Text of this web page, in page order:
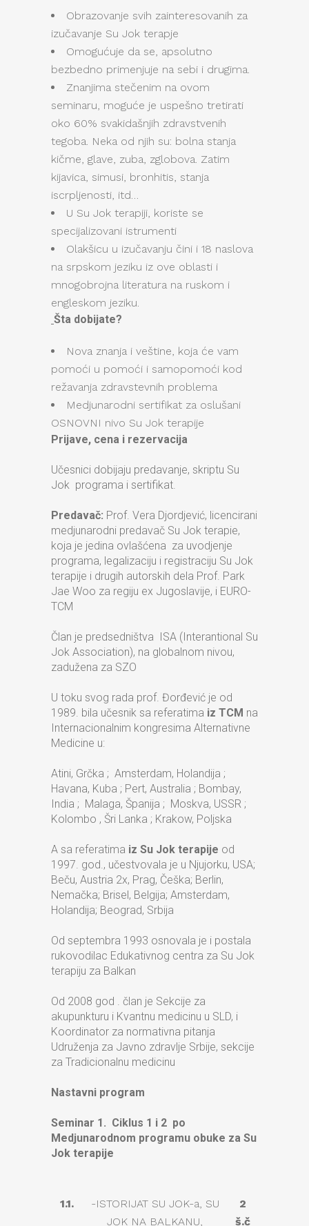
Obrazovanje svih zainteresovanih za
izučavanje Su Jok terapje
Omogućuje da se, apsolutno
bezbedno primenjuje na sebi i drugima.
Znanjima stečenim na ovom
seminaru, moguće je uspešno tretirati
oko 60% svakidašnjih zdravstvenih
tegoba. Neka od njih su: bolna stanja
kičme, glave, zuba, zglobova. Zatim
kijavica, simusi, bronhitis, stanja
iscrpljenosti, itd…
U Su Jok terapiji, koriste se
specijalizovani istrumenti
Olakšicu u izučavanju čini i 18 naslova
na srpskom jeziku iz ove oblasti i
mnogobrojna literatura na ruskom i
engleskom jeziku.
Šta dobijate?
Nova znanja i veštine, koja će vam
pomoći u pomoći i samopomoći kod
režavanja zdravstevnih problema
Medjunarodni sertifikat za oslušani
OSNOVNI nivo Su Jok terapije
Prijave, cena i rezervacija
Učesnici dobijaju predavanje, skriptu Su
Jok programa i sertifikat.
Predavač: Prof. Vera Djordjević, licencirani
medjunarodni predavač Su Jok terapie,
koja je jedina ovlašćena za uvodjenje
programa, legalizaciju i registraciju Su Jok
terapije i drugih autorskih dela Prof. Park
Jae Woo za regiju ex Jugoslavije, i EURO-
TCM
Član je predsedništva ISA (Interantional Su
Jok Association), na globalnom nivou,
zadužena za SZO
U toku svog rada prof. Đorđević je od
1989. bila učesnik sa referatima iz TCM na
Internacionalnim kongresima Alternativne
Medicine u:
Atini, Grčka ; Amsterdam, Holandija ;
Havana, Kuba ; Pert, Australia ; Bombay,
India ; Malaga, Španija ; Moskva, USSR ;
Kolombo , Šri Lanka ; Krakow, Poljska
A sa referatima iz Su Jok terapije od
1997. god., učestvovala je u Njujorku, USA;
Beču, Austria 2x, Prag, Češka; Berlin,
Nemačka; Brisel, Belgija; Amsterdam,
Holandija; Beograd, Srbija
Od septembra 1993 osnovala je i postala
rukovodilac Edukativnog centra za Su Jok
terapiju za Balkan
Od 2008 god . član je Sekcije za
akupunkturu i Kvantnu medicinu u SLD, i
Koordinator za normativna pitanja
Udruženja za Javno zdravlje Srbije, sekcije
za Tradicionalnu medicinu
Nastavni program
Seminar 1. Ciklus 1 i 2 po
Medjunarodnom programu obuke za Su
Jok terapije
1.1.
-ISTORIJAT SU JOK-a, SU
JOK NA BALKANU,
2
š.č